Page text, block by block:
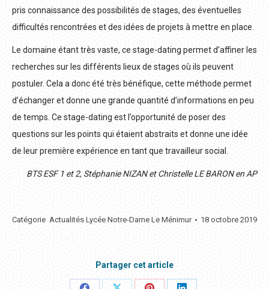
pris connaissance des possibilités de stages, des éventuelles
difficultés rencontrées et des idées de projets à mettre en place.
Le domaine étant très vaste, ce stage-dating permet d’affiner les
recherches sur les différents lieux de stages où ils peuvent
postuler. Cela a donc été très bénéfique, cette méthode permet
d’échanger et donne une grande quantité d’informations en peu
de temps. Ce stage-dating est l’opportunité de poser des
questions sur les points qui étaient abstraits et donne une idée
de leur première expérience en tant que travailleur social.
BTS ESF 1 et 2, Stéphanie NIZAN et Christelle LE BARON en AP
Catégorie Actualités Lycée Notre-Dame Le Ménimur 18 octobre 2019
Partager cet article